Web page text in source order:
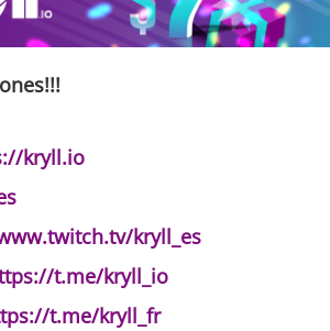
kryll.io
kryll_es
t.me/kryll_io
t.me/kryll_fr